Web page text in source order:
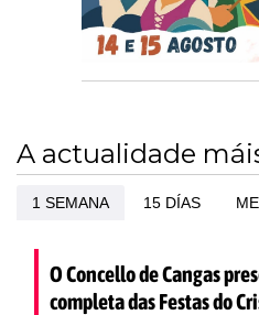
A actualidade
1 SEMANA 15 DÍAS
O Concello de Cangas
completa das Festas do